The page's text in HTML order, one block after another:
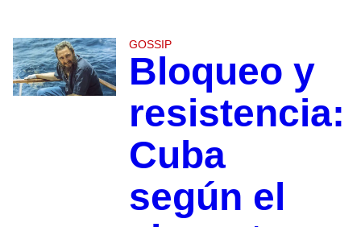
GOSSIP
Bloqueo y
resistencia:
Cuba
según el